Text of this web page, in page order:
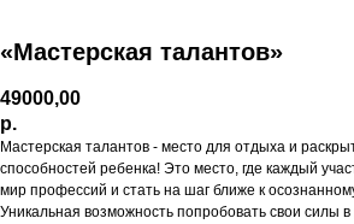
«Мастерская талантов»
49000,00
р.
Мастерская талантов - место для отдыха и
способностей ребенка! Это место, где каждый
мир профессий и стать на шаг ближе к
Уникальная возможность попробовать свои силы